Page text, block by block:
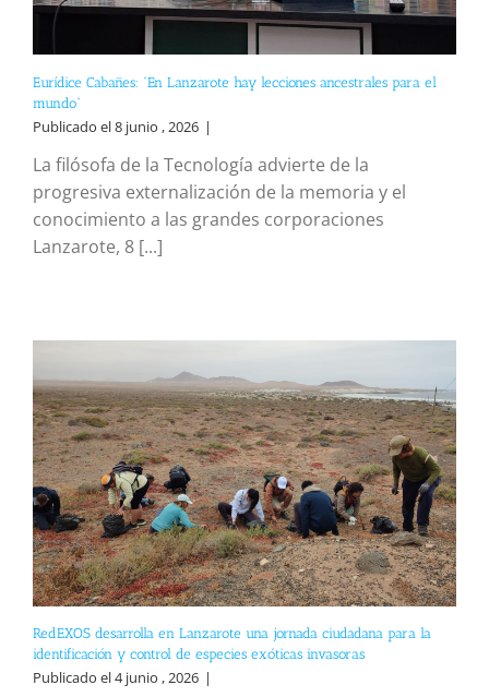
Eurídice Cabañes: “En Lanzarote hay lecciones ancestrales para el
mundo”
Publicado el 8 junio , 2026 |
La filósofa de la Tecnología advierte de la
progresiva externalización de la memoria y el
conocimiento a las grandes corporaciones
Lanzarote, 8 [...]
RedEXOS desarrolla en Lanzarote una jornada ciudadana para la
identificación y control de especies exóticas invasoras
Publicado el 4 junio , 2026 |